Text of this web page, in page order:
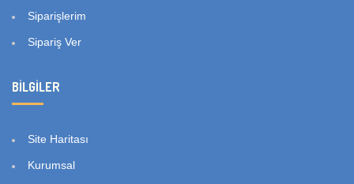
Siparişlerim
Sipariş Ver
BILGILER
Site Haritası
Kurumsal